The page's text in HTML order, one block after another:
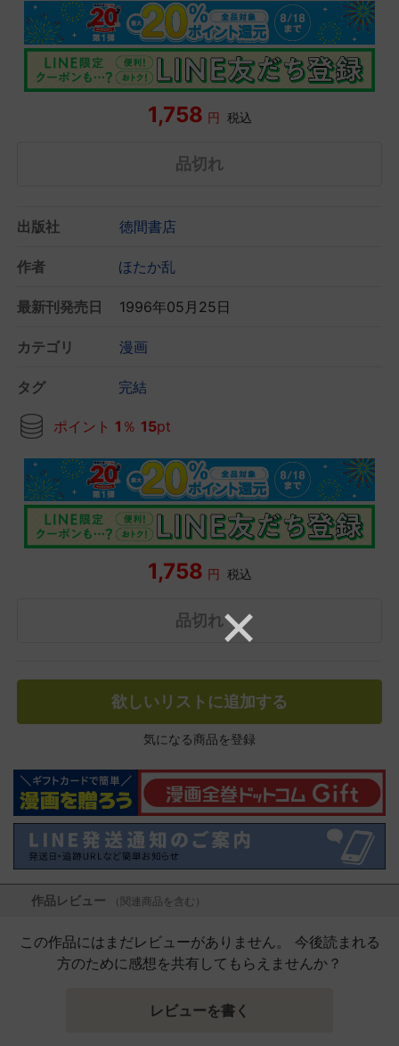
1,758 円 税込
品切れ
出版社 徳間書店
作者 ほたか乱
最新刊発売日 1996年05月25日
カテゴリ 漫画
タグ 完結
ポイント 1 ％ 15pt
1,758 円 税込
品切れ
欲しいリストに追加する
気になる商品を登録
作品レビュー （関連商品を含む）
この作品にはまだレビューがありません。 今後読まれる
方のために感想を共有してもらえませんか？
レビューを書く